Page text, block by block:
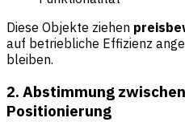
Diese Objekte ziehen
auf betriebliche Effizienz
bleiben.
2. Abstimmung
Positionierung